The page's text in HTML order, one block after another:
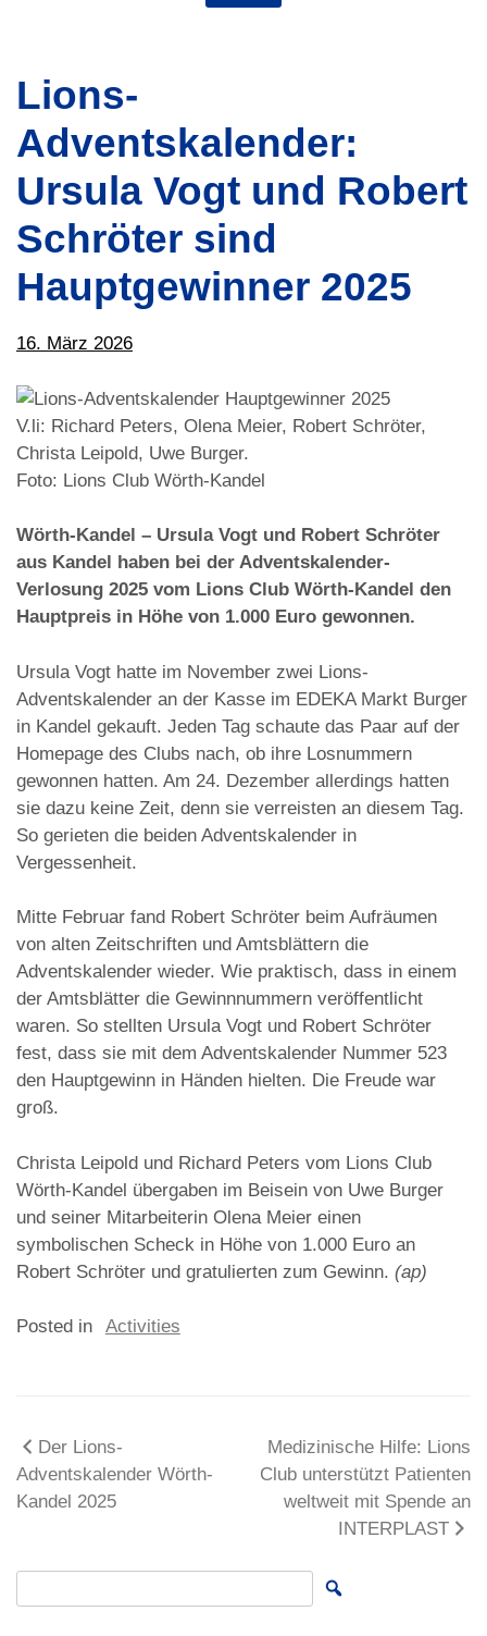
Lions-
Adventskalender:
Ursula Vogt und Robert
Schröter sind
Hauptgewinner 2025
16. März 2026
V.li: Richard Peters, Olena Meier, Robert Schröter,
Christa Leipold, Uwe Burger.
Foto: Lions Club Wörth-Kandel
Wörth-Kandel – Ursula Vogt und Robert Schröter
aus Kandel haben bei der Adventskalender-
Verlosung 2025 vom Lions Club Wörth-Kandel den
Hauptpreis in Höhe von 1.000 Euro gewonnen.
Ursula Vogt hatte im November zwei Lions-
Adventskalender an der Kasse im EDEKA Markt Burger
in Kandel gekauft. Jeden Tag schaute das Paar auf der
Homepage des Clubs nach, ob ihre Losnummern
gewonnen hatten. Am 24. Dezember allerdings hatten
sie dazu keine Zeit, denn sie verreisten an diesem Tag.
So gerieten die beiden Adventskalender in
Vergessenheit.
Mitte Februar fand Robert Schröter beim Aufräumen
von alten Zeitschriften und Amtsblättern die
Adventskalender wieder. Wie praktisch, dass in einem
der Amtsblätter die Gewinnnummern veröffentlicht
waren. So stellten Ursula Vogt und Robert Schröter
fest, dass sie mit dem Adventskalender Nummer 523
den Hauptgewinn in Händen hielten. Die Freude war
groß.
Christa Leipold und Richard Peters vom Lions Club
Wörth-Kandel übergaben im Beisein von Uwe Burger
und seiner Mitarbeiterin Olena Meier einen
symbolischen Scheck in Höhe von 1.000 Euro an
Robert Schröter und gratulierten zum Gewinn. (ap)
Posted in Activities
Beitragsnavigation
Der Lions-
Adventskalender Wörth-
Kandel 2025
Medizinische Hilfe: Lions
Club unterstützt Patienten
weltweit mit Spende an
INTERPLAST
Search for: